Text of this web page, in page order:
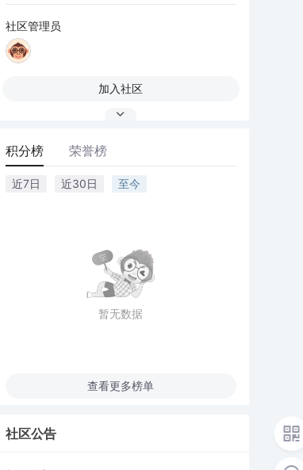
社区管理员
加入社区
积分榜 荣誉榜
近7日 近30日 至今
暂无数据
查看更多榜单
社区公告